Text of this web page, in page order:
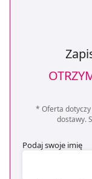
* Oferta dotyczy
dostawy.
Podaj swoje imię